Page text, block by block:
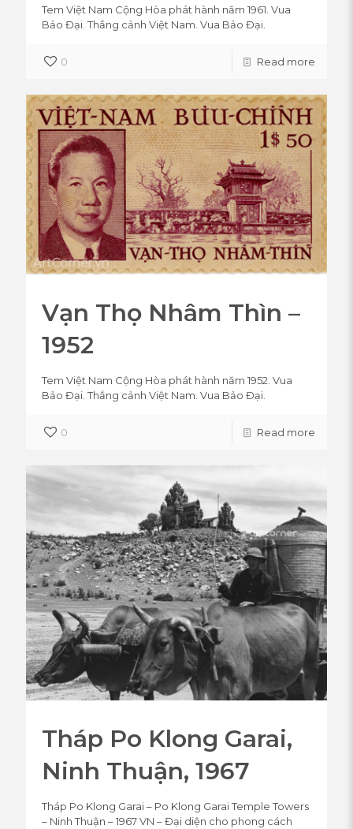
Tem Việt Nam Cộng Hòa phát hành năm 1961. Vua
Bảo Đại. Thắng cảnh Việt Nam. Vua Bảo Đại.
0 Read more
Vạn Thọ Nhâm Thìn –
1952
Tem Việt Nam Cộng Hòa phát hành năm 1952. Vua
Bảo Đại. Thắng cảnh Việt Nam. Vua Bảo Đại.
0 Read more
Tháp Po Klong Garai,
Ninh Thuận, 1967
Tháp Po Klong Garai – Po Klong Garai Temple Towers
– Ninh Thuận – 1967 VN – Đại diện cho phong cách